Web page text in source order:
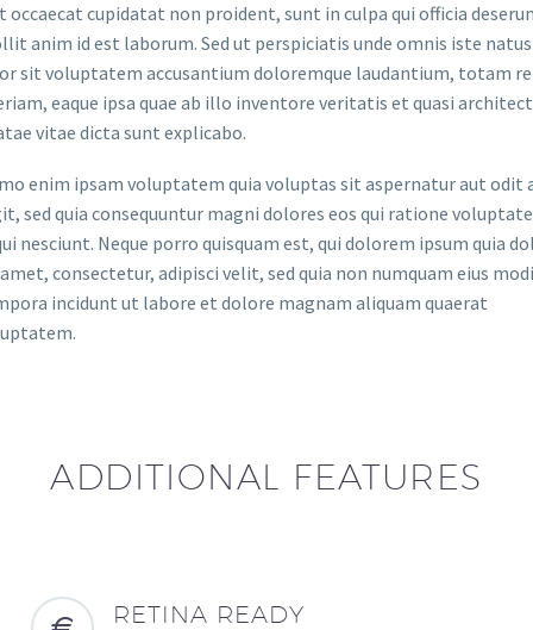
occaecat cupidatat non proident, sunt in culpa qui officia
anim id est laborum. Sed ut perspiciatis unde omnis iste natus
sit voluptatem accusantium doloremque laudantium, totam
eaque ipsa quae ab illo inventore veritatis et quasi
vitae dicta sunt explicabo.
enim ipsam voluptatem quia voluptas sit aspernatur aut odit
sed quia consequuntur magni dolores eos qui ratione
nesciunt. Neque porro quisquam est, qui dolorem ipsum quia
consectetur, adipisci velit, sed quia non numquam eius modi
incidunt ut labore et dolore magnam aliquam quaerat
ADDITIONAL FEATURES
RETINA READY